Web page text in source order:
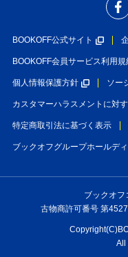
BOOKOFF公式サイト
BOOKOFF会員サービス利用規
個人情報保護方針 ソー
カスタマーハラスメントに対
特定商取引法に基づく表示
ブックオフグループホールデ
ブックオフ
古物商許可番号 第
All